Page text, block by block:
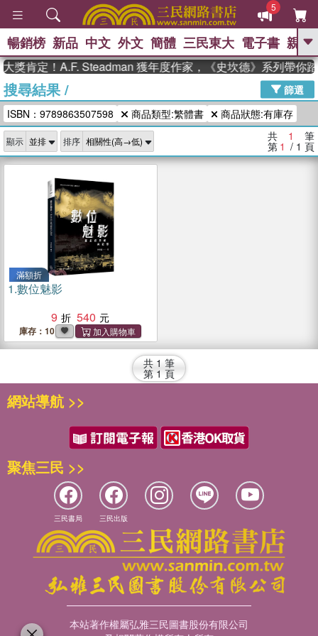
5
GO
高希均教授回憶錄
、 The Odyssey 、 父親節 、 如果歷
史是一群喵 、 暑期推薦 、 國際布克
獎 臺灣漫遊錄 、 方念華 、 台灣的李
登輝時代
數學女孩：黎曼猜想 、
偉大的迷走神經
暢銷榜 新品 中文 外文 簡體 三民東大 電子書 親子
獎肯定！A.F. Steadman 獲年度作家，《史坎德》系列帶你
搜尋結果/
篩選
ISBN：9789863507598
商品類型:繁體書 商品狀態:有庫存
顯示 排序 共 1 筆
第 1 / 1 頁
滿額折
1.數位魅影
9
540
庫存：10
共 1 筆
第 1 頁
網站導航 >>
聚焦三民 >>
三民書局 三民出版
本站著作權屬弘雅三民圖書股份有限公司